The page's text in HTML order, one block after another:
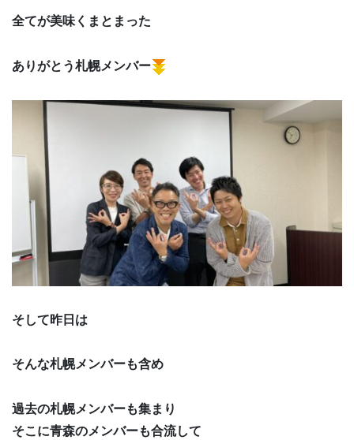
全てが美味くまとまった
ありがとう札幌メンバー
そして昨日は
そんな札幌メンバーも含め
過去の札幌メンバーも集まり
そこに青森のメンバーも合流して